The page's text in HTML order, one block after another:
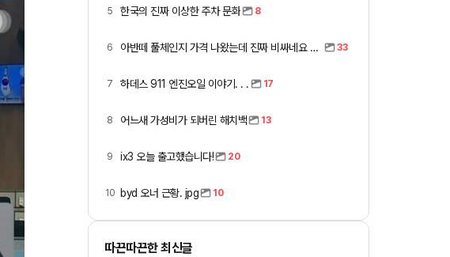
5 한국의 진짜 이상한 주차 문화 8
6 아반떼 풀체인지 가격 나왔는데 진짜 비싸네요 ㅎㅎ 33
7 하데스 911 엔진오일 이야기. . . 17
8 어느새 가성비가 되버린 해치백 13
9 ix3 오늘 출고했습니다! 20
10 byd 오너 근황. jpg 10
따끈따끈한 최신글